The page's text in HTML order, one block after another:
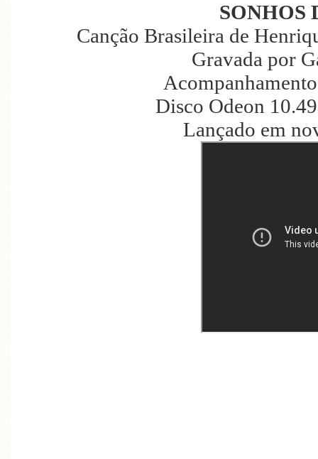
SONHOS
Canção Brasileira de
Gravada por
Disco Odeon
Lançado em